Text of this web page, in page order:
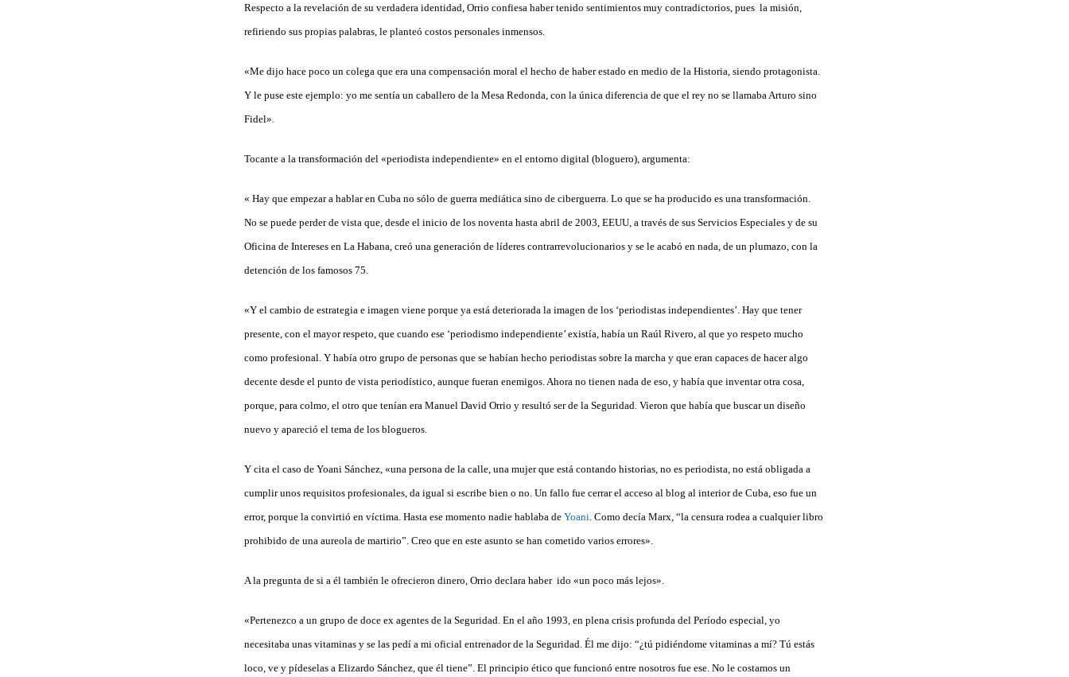
Respecto a la revelación de su verdadera identidad, Orrio confiesa haber tenido sentimientos muy contradictorios, pues la misión,
refiriendo sus propias palabras, le planteó costos personales inmensos.
«Me dijo hace poco un colega que era una compensación moral el hecho de haber estado en medio de la Historia, siendo protagonista.
Y le puse este ejemplo: yo me sentía un caballero de la Mesa Redonda, con la única diferencia de que el rey no se llamaba Arturo sino
Fidel».
Tocante a la transformación del «periodista independiente» en el entorno digital (bloguero), argumenta:
« Hay que empezar a hablar en Cuba no sólo de guerra mediática sino de ciberguerra. Lo que se ha producido es una transformación.
No se puede perder de vista que, desde el inicio de los noventa hasta abril de 2003, EEUU, a través de sus Servicios Especiales y de su
Oficina de Intereses en La Habana, creó una generación de líderes contrarrevolucionarios y se le acabó en nada, de un plumazo, con la
detención de los famosos 75.
«Y el cambio de estrategia e imagen viene porque ya está deteriorada la imagen de los ‘periodistas independientes’. Hay que tener
presente, con el mayor respeto, que cuando ese ‘periodismo independiente’ existía, había un Raúl Rivero, al que yo respeto mucho
como profesional. Y había otro grupo de personas que se habían hecho periodistas sobre la marcha y que eran capaces de hacer algo
decente desde el punto de vista periodístico, aunque fueran enemigos. Ahora no tienen nada de eso, y había que inventar otra cosa,
porque, para colmo, el otro que tenían era Manuel David Orrio y resultó ser de la Seguridad. Vieron que había que buscar un diseño
nuevo y apareció el tema de los blogueros.
Y cita el caso de Yoani Sánchez, «una persona de la calle, una mujer que está contando historias, no es periodista, no está obligada a
cumplir unos requisitos profesionales, da igual si escribe bien o no. Un fallo fue cerrar el acceso al blog al interior de Cuba, eso fue un
error, porque la convirtió en víctima. Hasta ese momento nadie hablaba de Yoani . Como decía Marx, “la censura rodea a cualquier libro
prohibido de una aureola de martirio”. Creo que en este asunto se han cometido varios errores».
A la pregunta de si a él también le ofrecieron dinero, Orrio declara haber ido «un poco más lejos».
«Pertenezco a un grupo de doce ex agentes de la Seguridad. En el año 1993, en plena crisis profunda del Período especial, yo
necesitaba unas vitaminas y se las pedí a mi oficial entrenador de la Seguridad. Él me dijo: “¿tú pidiéndome vitaminas a mí? Tú estás
loco, ve y pídeselas a Elizardo Sánchez, que él tiene”. El principio ético que funcionó entre nosotros fue ese. No le costamos un